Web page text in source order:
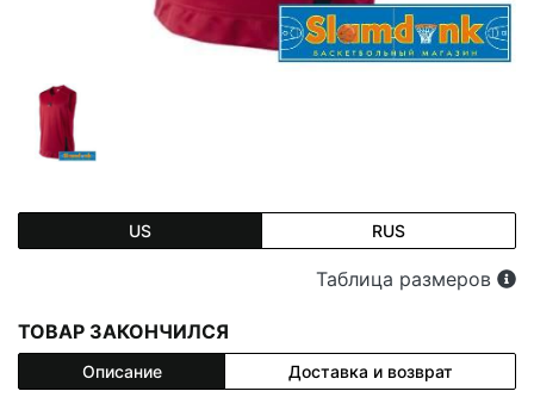
US RUS
Таблица размеров
ТОВАР ЗАКОНЧИЛСЯ
Описание Доставка и возврат